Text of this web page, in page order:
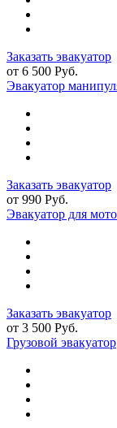
Заказать эвакуатор
от 6 500 Руб.
Эвакуатор
Заказать эвакуатор
от 990 Руб.
Эвакуатор для
Заказать эвакуатор
от 3 500 Руб.
Грузовой эвакуатор